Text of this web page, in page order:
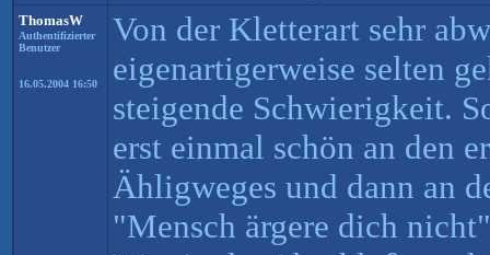
ThomasW
Authentifizierter
Benutzer
16.05.2004 16:50
Von der Kletterart sehr
eigenartigerweise selten
steigende Schwierigkeit.
erst einmal schön an den
Ähligweges und dann an
"Mensch ärgere dich